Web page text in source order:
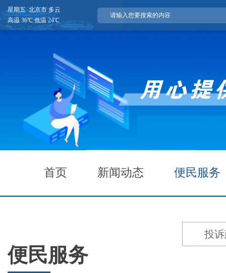
星期五 北京市 多云
高温 36℃ 低温 24℃
首页 新闻动态 便民服务
便民服务
投